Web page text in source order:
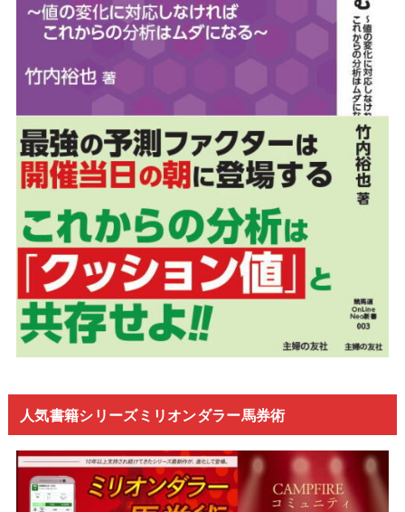
人気書籍シリーズミリオンダラー馬券術